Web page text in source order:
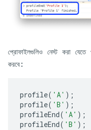
প্রোফাইলগুলিও নেস্ট করা
করবে:
profile( 'A' );
profile( 'B' );
profileEnd( 'A' );
profileEnd( 'B' );